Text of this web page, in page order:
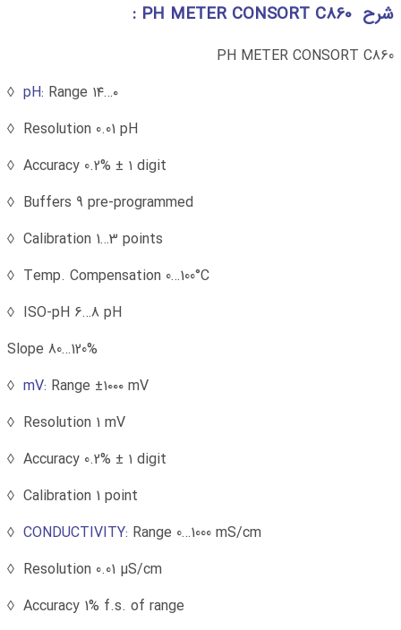
شرح PH METER CONSORT C860 :
PH METER CONSORT C860
pH: Range ◊
Resolution 0.01 pH ◊
Accuracy 0.2% ± ۱ digit ◊
Buffers 9 pre-programmed ◊
Calibration 1…3 points ◊
Temp. Compensation 0…100°C ◊
ISO-pH 6…8 pH ◊
Slope 80…120%
mV: Range ±۱۰۰۰ mV ◊
Resolution 1 mV ◊
Accuracy 0.2% ± ۱ digit ◊
Calibration 1 point ◊
CONDUCTIVITY: Range 0…1000 mS/cm ◊
Resolution 0.01 µS/cm ◊
Accuracy 1% f.s. of range ◊